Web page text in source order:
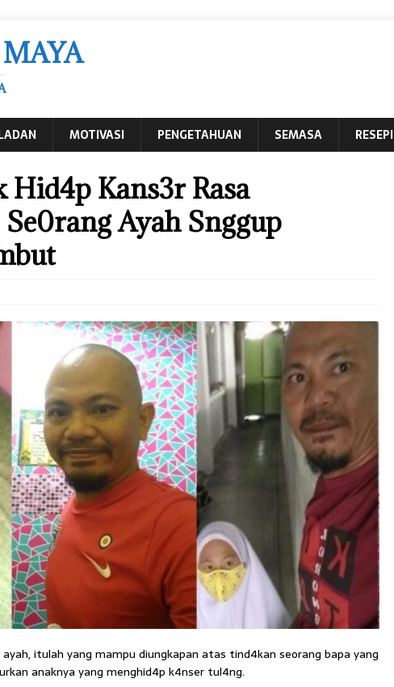
MOTIVASI PENGETAHUAN SEMASA RESEPI
Hid4p Kans3r Rasa
Ayah Snggup
itulah yang mampu diungkapan atas tind4kan seorang bapa yang
anaknya yang menghid4p k4nser tul4ng.